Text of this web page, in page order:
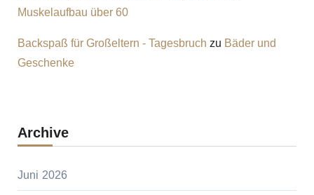
Muskelaufbau über 60
Backspaß für Großeltern - Tagesbruch zu Bäder und
Geschenke
Archive
Juni 2026